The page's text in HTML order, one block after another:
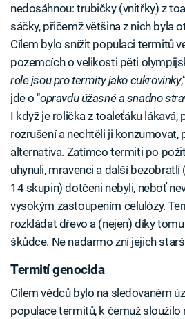
nedosáhnou: trubičky (vnitřky) z
sáčky, přičemž většina z nich byla
Cílem bylo snížit populaci termitů
pozemcích o velikosti pěti
role jsou pro termity jako cukrovinky
jde o "opravdu úžasné a snadno
I když je rolička z toaleťáku lákavá,
rozrušení a nechtěli ji konzumovat,
alternativa. Zatímco termiti po
uhynuli, mravenci a další
14 skupin) dotčeni nebyli, neboť
vysokým zastoupením celulózy.
rozkládat dřevo a (nejen) díky
škůdce. Ne nadarmo zní jejich
Termití genocida
Cílem vědců bylo na sledovaném
populace termitů, k čemuž sloužilo